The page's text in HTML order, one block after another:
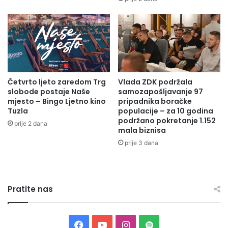
u
d
a
u
p
u
j
u
e
-
s
Četvrto ljeto zaredom Trg
slobode postaje Naše
mjesto – Bingo Ljetno kino
Tuzla
prije 2 dana
Vlada ZDK podržala
samozapošljavanje 97
pripadnika boračke
populacije – za 10 godina
podržano pokretanje 1.152
mala biznisa
prije 3 dana
Pratite nas
I
S